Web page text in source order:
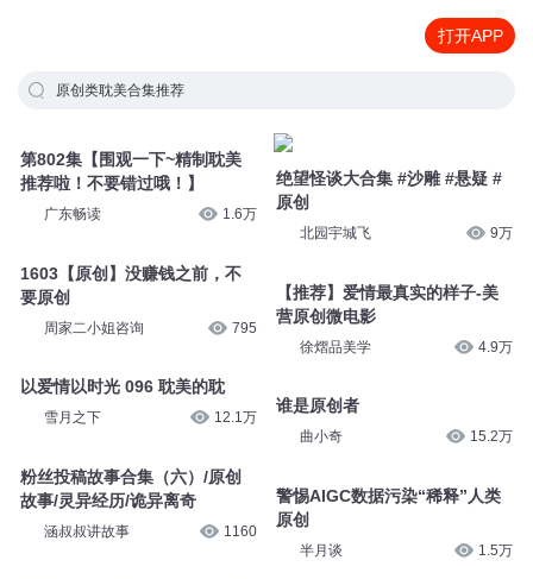
打开APP
原创类耽美合集推荐
第802集【围观一下~精制耽美
推荐啦！不要错过哦！】
广东畅读 1.6万
1603【原创】没赚钱之前，不
要原创
周家二小姐咨询 795
以爱情以时光 096 耽美的耽
雪月之下 12.1万
粉丝投稿故事合集（六）/原创
故事/灵异经历/诡异离奇
涵叔叔讲故事 1160
绝望怪谈大合集 #沙雕 #悬疑 #
原创
北园宇城飞 9万
【推荐】爱情最真实的样子-美
营原创微电影
徐熠品美学 4.9万
谁是原创者
曲小奇 15.2万
警惕AIGC数据污染“稀释”人类
原创
半月谈 1.5万